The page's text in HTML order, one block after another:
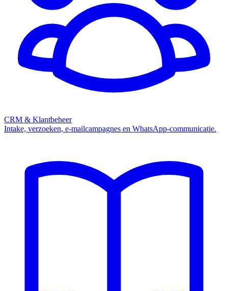
CRM & Klantbeheer
Intake, verzoeken, e-mailcampagnes en WhatsApp-communicatie.